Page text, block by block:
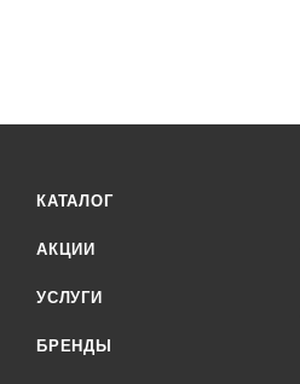
КАТАЛОГ
АКЦИИ
УСЛУГИ
БРЕНДЫ